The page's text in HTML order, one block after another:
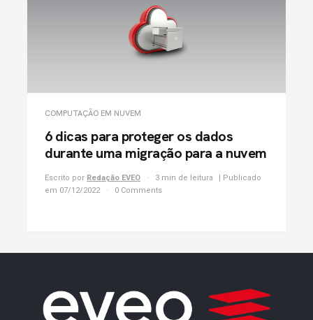
COMPUTAÇÃO EM NUVEM
6 dicas para proteger os dados
durante uma migração para a nuvem
Escrito por Redação EVEO 3 min de leitura
| Publicado
em 07/12/2022
0 Comments